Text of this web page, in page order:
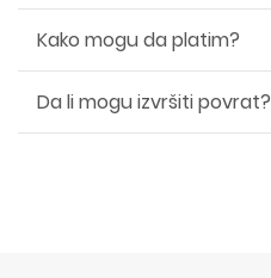
Kako mogu da platim?
Da li mogu izvršiti povrat?